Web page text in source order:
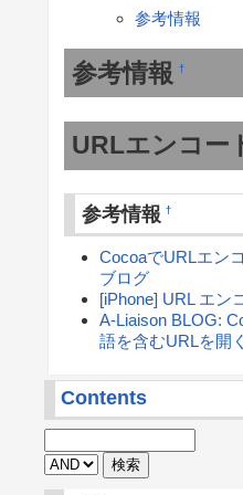
参考情報
参考情報 †
URLエンコー
参考情報 †
CocoaでURLエン
ブログ
[iPhone] URL エン
A-Liaison BLOG:
語を含むURLを開
Contents